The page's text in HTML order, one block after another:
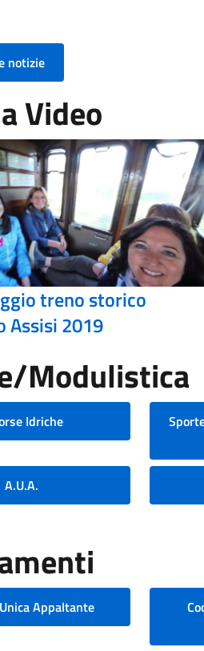
notizie
Video
treno storico
Assisi 2019
Modulistica
Idriche
A.U.A.
Appaltante